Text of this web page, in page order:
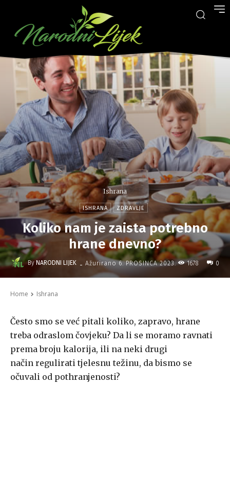
Ishrana
ISHRANA ZDRAVLJE
Koliko nam je zaista potrebno
hrane dnevno?
By NARODNI LIJEK - Ažurirano 6. PROSINCA 2023. 1678 0
Home Ishrana
Često smo se već pitali koliko, zapravo, hrane
treba odraslom čovjeku? Da li se moramo ravnati
prema broju kalorija, ili na neki drugi
način regulirati tjelesnu težinu, da bismo se
očuvali od pothranjenosti?